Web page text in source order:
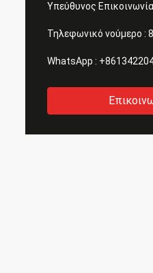
Υπεύθυνος
Τηλεφωνικό νούμερο :
WhatsApp :